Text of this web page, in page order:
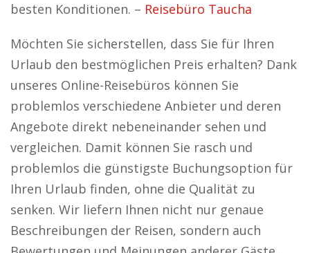
besten Konditionen. – Reisebüro Taucha
Möchten Sie sicherstellen, dass Sie für Ihren
Urlaub den bestmöglichen Preis erhalten? Dank
unseres Online-Reisebüros können Sie
problemlos verschiedene Anbieter und deren
Angebote direkt nebeneinander sehen und
vergleichen. Damit können Sie rasch und
problemlos die günstigste Buchungsoption für
Ihren Urlaub finden, ohne die Qualität zu
senken. Wir liefern Ihnen nicht nur genaue
Beschreibungen der Reisen, sondern auch